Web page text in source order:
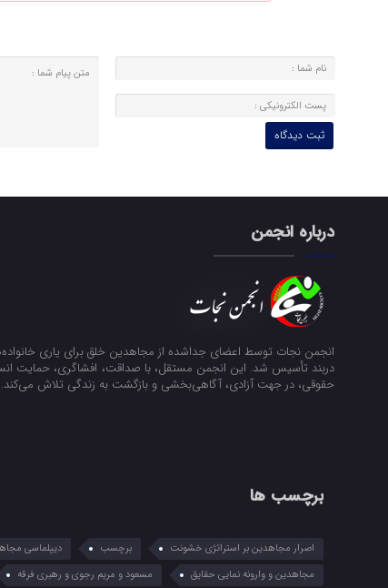
درباره انجمن
انجمن نجات توسط اعضای جداشده از مجاهدین خلق برای یاری
دربند تأسیس شد. این انجمن مستقل، با صداقت، افشاگری، حمایت
حقوقی، در جهت آزادی، آگاهی‌بخشی و بازگشت به زندگی تلاش می‌کند.
برچسب ها
اصرار مجاهدین بر استراتژی خشونت برچسب دیپلماسی
مجاهدین و وارونه نمایی حقایق
مسعود و مریم رجوی و رهبری فرقه